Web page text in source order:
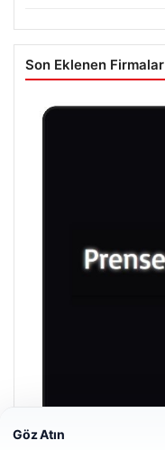
Son Eklenen Firmalar
Göz Atın